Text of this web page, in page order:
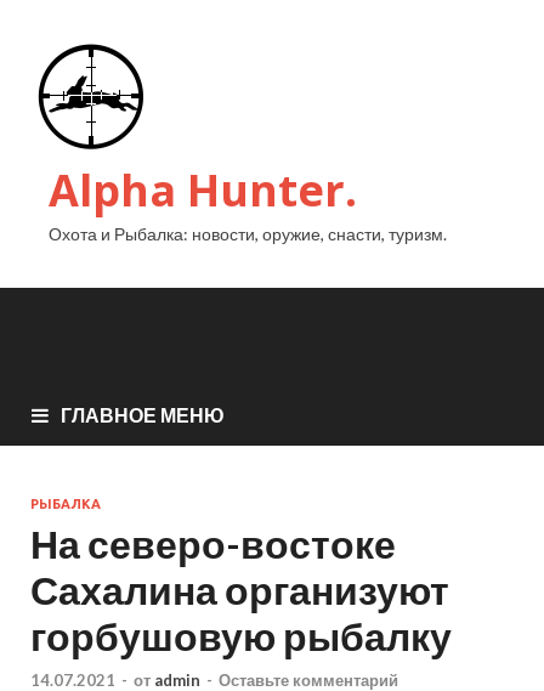
Alpha Hunter.
Охота и Рыбалка: новости, оружие, снасти, туризм.
ГЛАВНОЕ МЕНЮ
РЫБАЛКА
На северо-востоке
Сахалина организуют
горбушовую рыбалку
14.07.2021 - от admin - Оставьте комментарий